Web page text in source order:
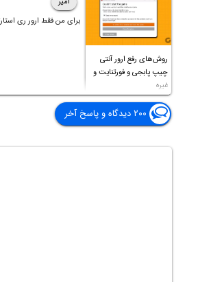
روش‌های رفع ارور آنتی
چیپ پابجی و فورتنایت و
غیره
برای من فقط ارور ری
۲۰۰ دیدگاه و پاسخ آخر